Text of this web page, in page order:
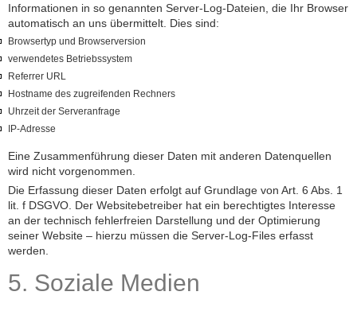
Informationen in so genannten Server-Log-Dateien, die Ihr Browser
automatisch an uns übermittelt. Dies sind:
Browsertyp und Browserversion
verwendetes Betriebssystem
Referrer URL
Hostname des zugreifenden Rechners
Uhrzeit der Serveranfrage
IP-Adresse
Eine Zusammenführung dieser Daten mit anderen Datenquellen
wird nicht vorgenommen.
Die Erfassung dieser Daten erfolgt auf Grundlage von Art. 6 Abs. 1
lit. f DSGVO. Der Websitebetreiber hat ein berechtigtes Interesse
an der technisch fehlerfreien Darstellung und der Optimierung
seiner Website – hierzu müssen die Server-Log-Files erfasst
werden.
5. Soziale Medien